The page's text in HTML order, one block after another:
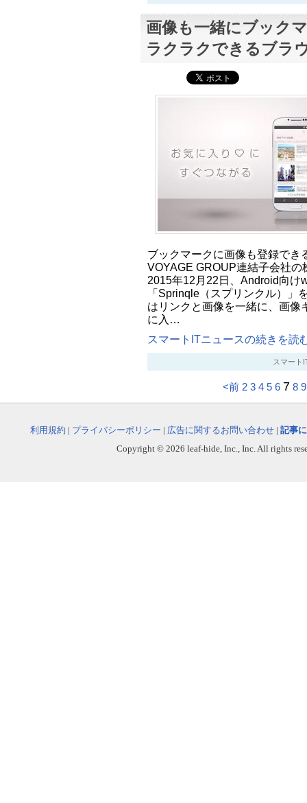
画像も一緒にブック
ラクラクできるブラ
ブックマークに画像も登録でき
VOYAGE GROUP連結子会社
2015年12月22日、Android向け
「Sprinqle（スプリンクル）」
はリンクと画像を一緒に、画像
に入…
スマートITニュースの続きを読
スマート
<前 2 3 4 5 6 7 8 9
利用規約 | プライバシーポリシー | 広告に関するお問い合わせ | 記事
Copyright © 2026 leaf-hide, Inc., Inc. All rights